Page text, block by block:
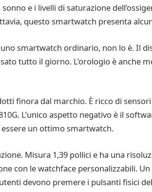
e i livelli di saturazione
questo smartwatch presenta
smartwatch ordinario, non lo è. Il
tutto il giorno. L’orologio è anche
finora dal marchio. È ricco di
L’unico aspetto negativo è il
essere un ottimo smartwatch.
Misura 1,39 pollici e ha una
con le watchface personalizzabili.
devono premere i pulsanti fisici